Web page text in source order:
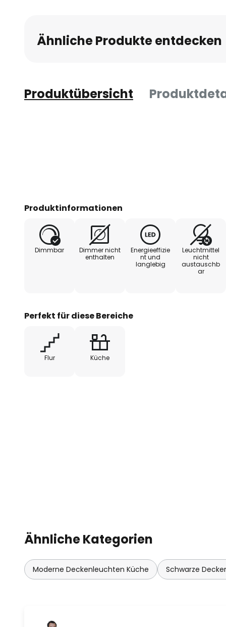
Ähnliche Produkte entdecken
Produktübersicht
Produktinformationen
Dimmbar
Dimmer nicht
enthalten
Energieeffizie
nt und
langlebig
Leuchtmittel
nicht
austauschb
ar
Perfekt für diese Bereiche
Flur Küche
Ähnliche Kategorien
Moderne Deckenleuchten Küche Schwarze